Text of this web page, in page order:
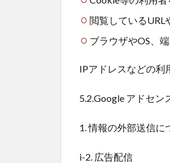
閲覧しているURL
ブラウザやOS、
IPアドレスなどの利
5.2.Google アドセン
1. 情報の外部送信に
i-2. 広告配信